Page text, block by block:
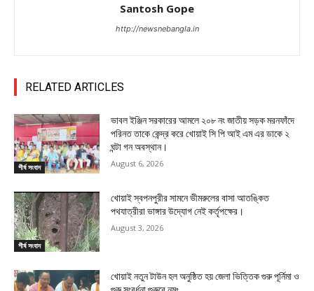
Santosh Gope
http://newsnebangla.in
RELATED ARTICLES
শীর্ষ সংবাদ
ভাবল ইঞ্জিন সরকারের আমলে ২০৮ নং জাতীয় সড়ক মরনফাঁদে
পরিনত তাকে কেন্দ্র করে খোয়াই সি পি আই এম এর ডাকে ২
ঘন্টা গন অবস্থান।
August 6, 2026
শীর্ষ সংবাদ
খোয়াই স্বপনপুরীর সামনে ভীমরুলের বাসা আতঙ্কিত
পথযাত্রীরা ভাঙ্গার উদ্যোগ নেই কর্তৃপক্ষের।
August 3, 2026
খোয়াই নতুন টাউন হল অনুষ্ঠিত হয় জেলা ভিত্তিক গুরু পূর্নিমা ও